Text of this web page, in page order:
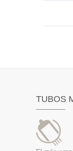
TUBOS